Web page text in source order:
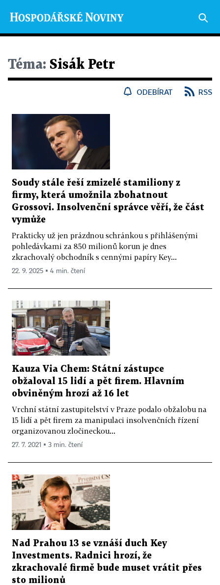
Téma: Sisák Petr
ODEBÍRAT RSS
Soudy stále řeší zmizelé stamiliony z
firmy, která umožnila zbohatnout
Grossovi. Insolvenční správce věří, že část
vymůže
Prakticky už jen prázdnou schránkou s přihlášenými
pohledávkami za 850 milionů korun je dnes
zkrachovalý obchodník s cennými papíry Key...
22. 9. 2025 ▪ 4 min. čtení
Kauza Via Chem: Státní zástupce
obžaloval 15 lidí a pět firem. Hlavním
obviněným hrozí až 16 let
Vrchní státní zastupitelství v Praze podalo obžalobu na
15 lidí a pět firem za manipulaci insolvenčních řízení
organizovanou zločineckou...
27. 7. 2021 ▪ 3 min. čtení
Nad Prahou 13 se vznáší duch Key
Investments. Radnici hrozí, že
zkrachovalé firmě bude muset vrátit přes
sto milionů